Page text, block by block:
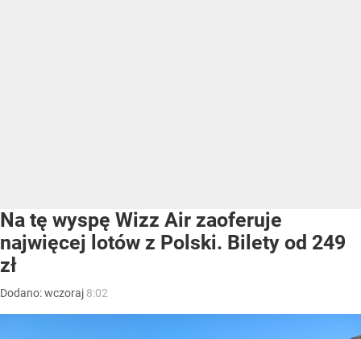
Na tę wyspę Wizz Air zaoferuje
najwięcej lotów z Polski. Bilety od 249
zł
Dodano:wczoraj 8:02